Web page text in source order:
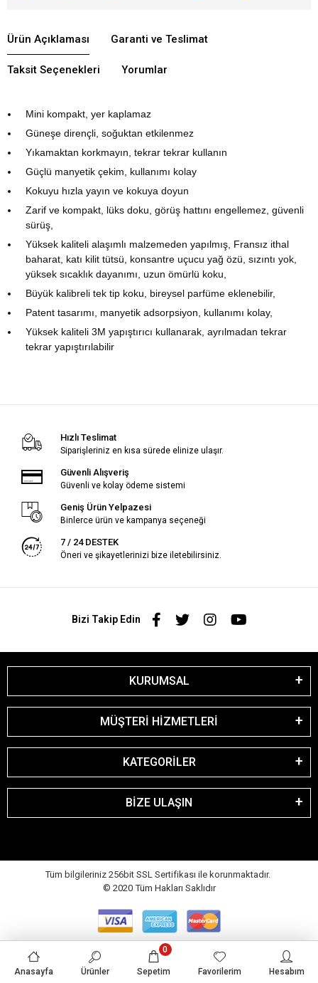
Ürün Açıklaması Garanti ve Teslimat
Taksit Seçenekleri Yorumlar
Mini kompakt, yer kaplamaz
Güneşe dirençli, soğuktan etkilenmez
Yıkamaktan korkmayın, tekrar tekrar kullanın
Güçlü manyetik çekim, kullanımı kolay
Kokuyu hızla yayın ve kokuya doyun
Zarif ve kompakt, lüks doku, görüş hattını engellemez, güvenli
sürüş,
Yüksek kaliteli alaşımlı malzemeden yapılmış, Fransız ithal
baharat, katı kilit tütsü, konsantre uçucu yağ özü, sızıntı yok,
yüksek sıcaklık dayanımı, uzun ömürlü koku,
Büyük kalibreli tek tip koku, bireysel parfüme eklenebilir,
Patent tasarımı, manyetik adsorpsiyon, kullanımı kolay,
Yüksek kaliteli 3M yapıştırıcı kullanarak, ayrılmadan tekrar
tekrar yapıştırılabilir
Hızlı Teslimat
Siparişleriniz en kısa sürede elinize ulaşır.
Güvenli Alışveriş
Güvenli ve kolay ödeme sistemi
Geniş Ürün Yelpazesi
Binlerce ürün ve kampanya seçeneği
7 / 24 DESTEK
Öneri ve şikayetlerinizi bize iletebilirsiniz.
Bizi Takip Edin
KURUMSAL
MÜŞTERİ HİZMETLERİ
KATEGORİLER
BİZE ULAŞIN
Tüm bilgileriniz 256bit SSL Sertifikası ile korunmaktadır.
© 2020 Tüm Hakları Saklıdır
Anasayfa Ürünler Sepetim
0
Favorilerim Hesabım